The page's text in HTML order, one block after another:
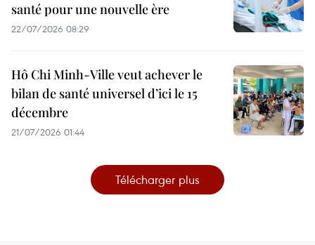
santé pour une nouvelle ère
22/07/2026 08:29
Hô Chi Minh-Ville veut achever le
bilan de santé universel d’ici le 15
décembre
21/07/2026 01:44
Télécharger plus